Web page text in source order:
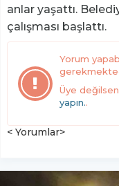
anlar yaşattı.
çalışması başlattı.
Yorum
Üye
yapın..
< Yorumlar>